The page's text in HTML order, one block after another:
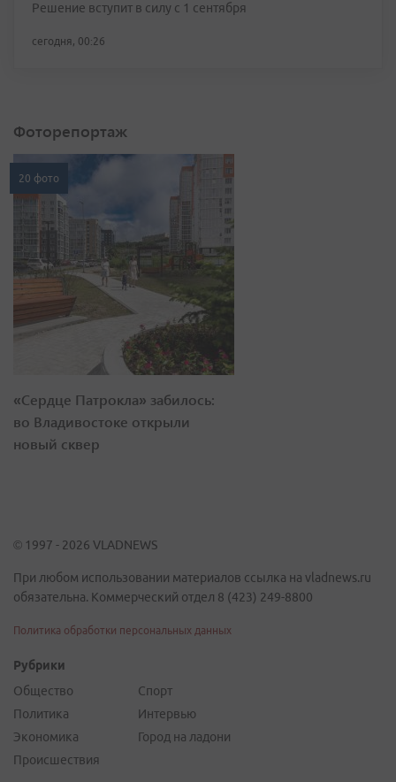
Решение вступит в силу с 1 сентября
сегодня, 00:26
Фоторепортаж
20 фото
«Сердце Патрокла» забилось:
во Владивостоке открыли
новый сквер
© 1997 - 2026 VLADNEWS
При любом использовании материалов ссылка на vladnews.ru
обязательна. Коммерческий отдел 8 (423) 249-8800
Политика обработки персональных данных
Рубрики
Общество
Политика
Экономика
Происшествия
Спорт
Интервью
Город на ладони